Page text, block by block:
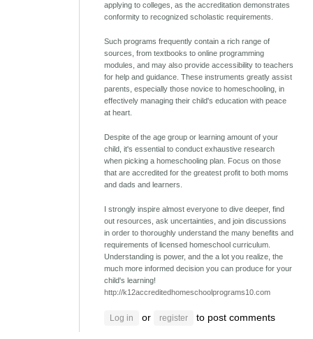
applying to colleges, as the accreditation demonstrates
conformity to recognized scholastic requirements.
Such programs frequently contain a rich range of
sources, from textbooks to online programming
modules, and may also provide accessibility to teachers
for help and guidance. These instruments greatly assist
parents, especially those novice to homeschooling, in
effectively managing their child's education with peace
at heart.
Despite of the age group or learning amount of your
child, it's essential to conduct exhaustive research
when picking a homeschooling plan. Focus on those
that are accredited for the greatest profit to both moms
and dads and learners.
I strongly inspire almost everyone to dive deeper, find
out resources, ask uncertainties, and join discussions
in order to thoroughly understand the many benefits and
requirements of licensed homeschool curriculum.
Understanding is power, and the a lot you realize, the
much more informed decision you can produce for your
child's learning!
http://k12accreditedhomeschoolprograms10.com
Log in or register to post comments